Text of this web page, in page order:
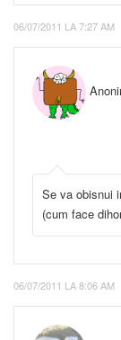
06/07/2011 LA 7:27 AM
Se va obisnui
(cum face
06/07/2011 LA 8:06 AM